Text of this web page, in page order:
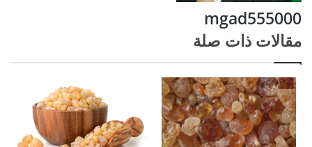
mgad555000
مقالات ذات صلة